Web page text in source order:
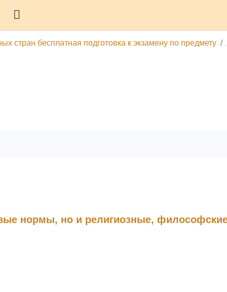
стран бесплатная подготовка к экзамену по предмету
нормы, но и религиозные,